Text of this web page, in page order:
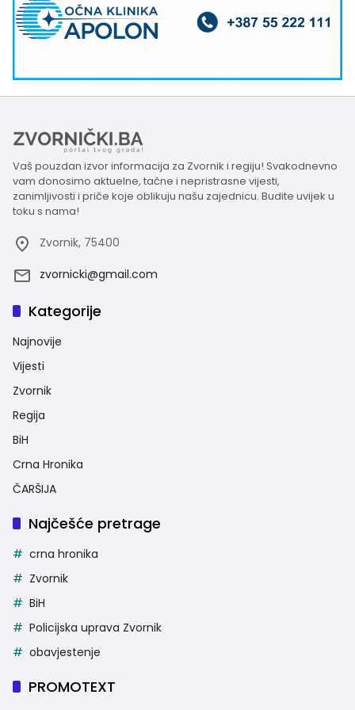
Vaš pouzdan izvor informacija za Zvornik i regiju! Svakodnevno
vam donosimo aktuelne, tačne i nepristrasne vijesti,
zanimljivosti i priče koje oblikuju našu zajednicu. Budite uvijek u
toku s nama!
Zvornik, 75400
zvornicki@gmail.com
Kategorije
Najnovije
Vijesti
Zvornik
Regija
BiH
Crna Hronika
ČARŠIJA
Najčešće pretrage
crna hronika
Zvornik
BiH
Policijska uprava Zvornik
obavjestenje
PROMOTEXT